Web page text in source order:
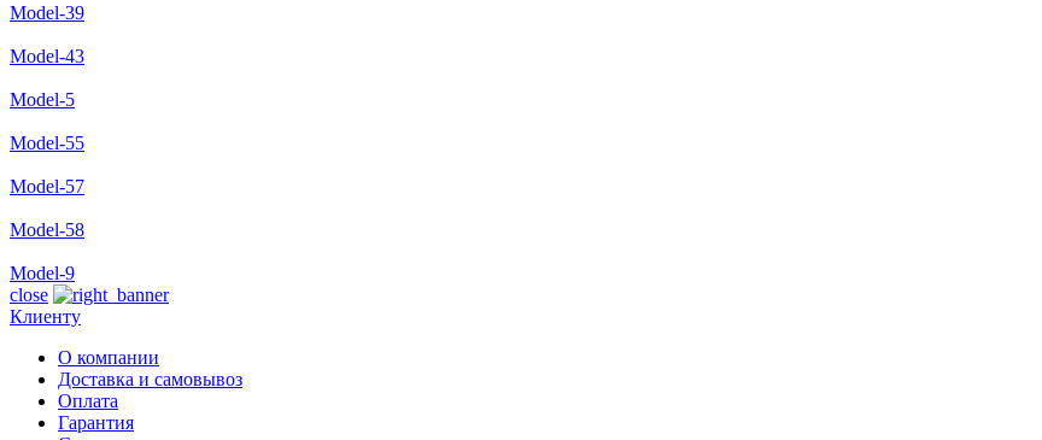
Model-39
Model-43
Model-5
Model-55
Model-57
Model-58
Model-9
close
Клиенту
О компании
Доставка и самовывоз
Оплата
Гарантия